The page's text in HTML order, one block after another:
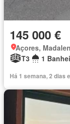
145 000 €
Açores,
T3
1
Há 1 semana, 2 dias